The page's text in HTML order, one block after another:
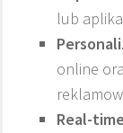
lub
online
Real-